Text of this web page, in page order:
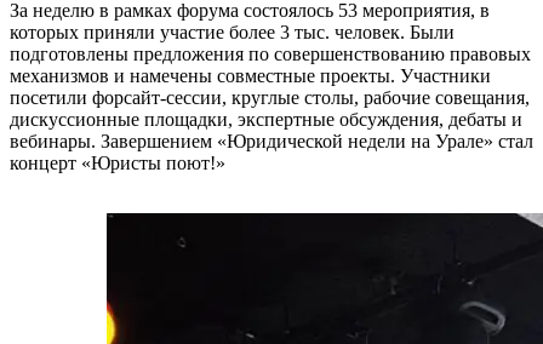
За неделю в рамках форума состоялось 53 мероприятия, в
которых приняли участие более 3 тыс. человек. Были
подготовлены предложения по совершенствованию правовых
механизмов и намечены совместные проекты. Участники
посетили форсайт-сессии, круглые столы, рабочие совещания,
дискуссионные площадки, экспертные обсуждения, дебаты и
вебинары. Завершением «Юридической недели на Урале» стал
концерт «Юристы поют!»